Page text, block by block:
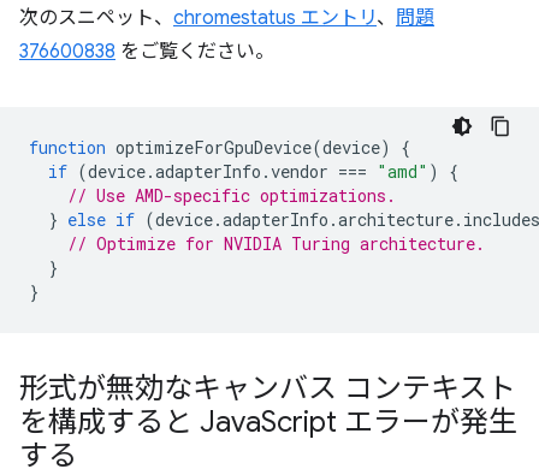
次のスニペット、 chromestatus エントリ、 問題
376600838 をご覧ください。
function optimizeForGpuDevice(device)
{
if (device.adapterInfo .vendor === "amd" )
{
// Use AMD-specific optimizations.
} else if (device.adapterInfo .architecture. includes
// Optimize for NVIDIA Turing architecture.
}
}
形式が無効なキャンバス コンテキスト
を構成すると JavaScript エラーが発生
する